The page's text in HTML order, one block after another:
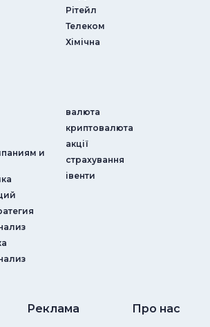
Рітейл
Телеком
Хімічна
и
валюта
криптовалюта
акції
страхування
iвенти
Реклама Про нас